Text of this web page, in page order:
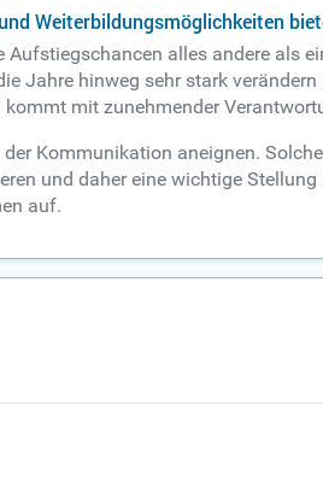
Weiterbildungsmöglichkeiten
alles andere als
Jahre hinweg sehr stark
mit zunehmender
Kommunikation aneignen.
und daher eine wichtige
auf.